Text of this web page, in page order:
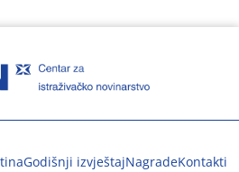
Godišnji izvještajNagradeKontakti